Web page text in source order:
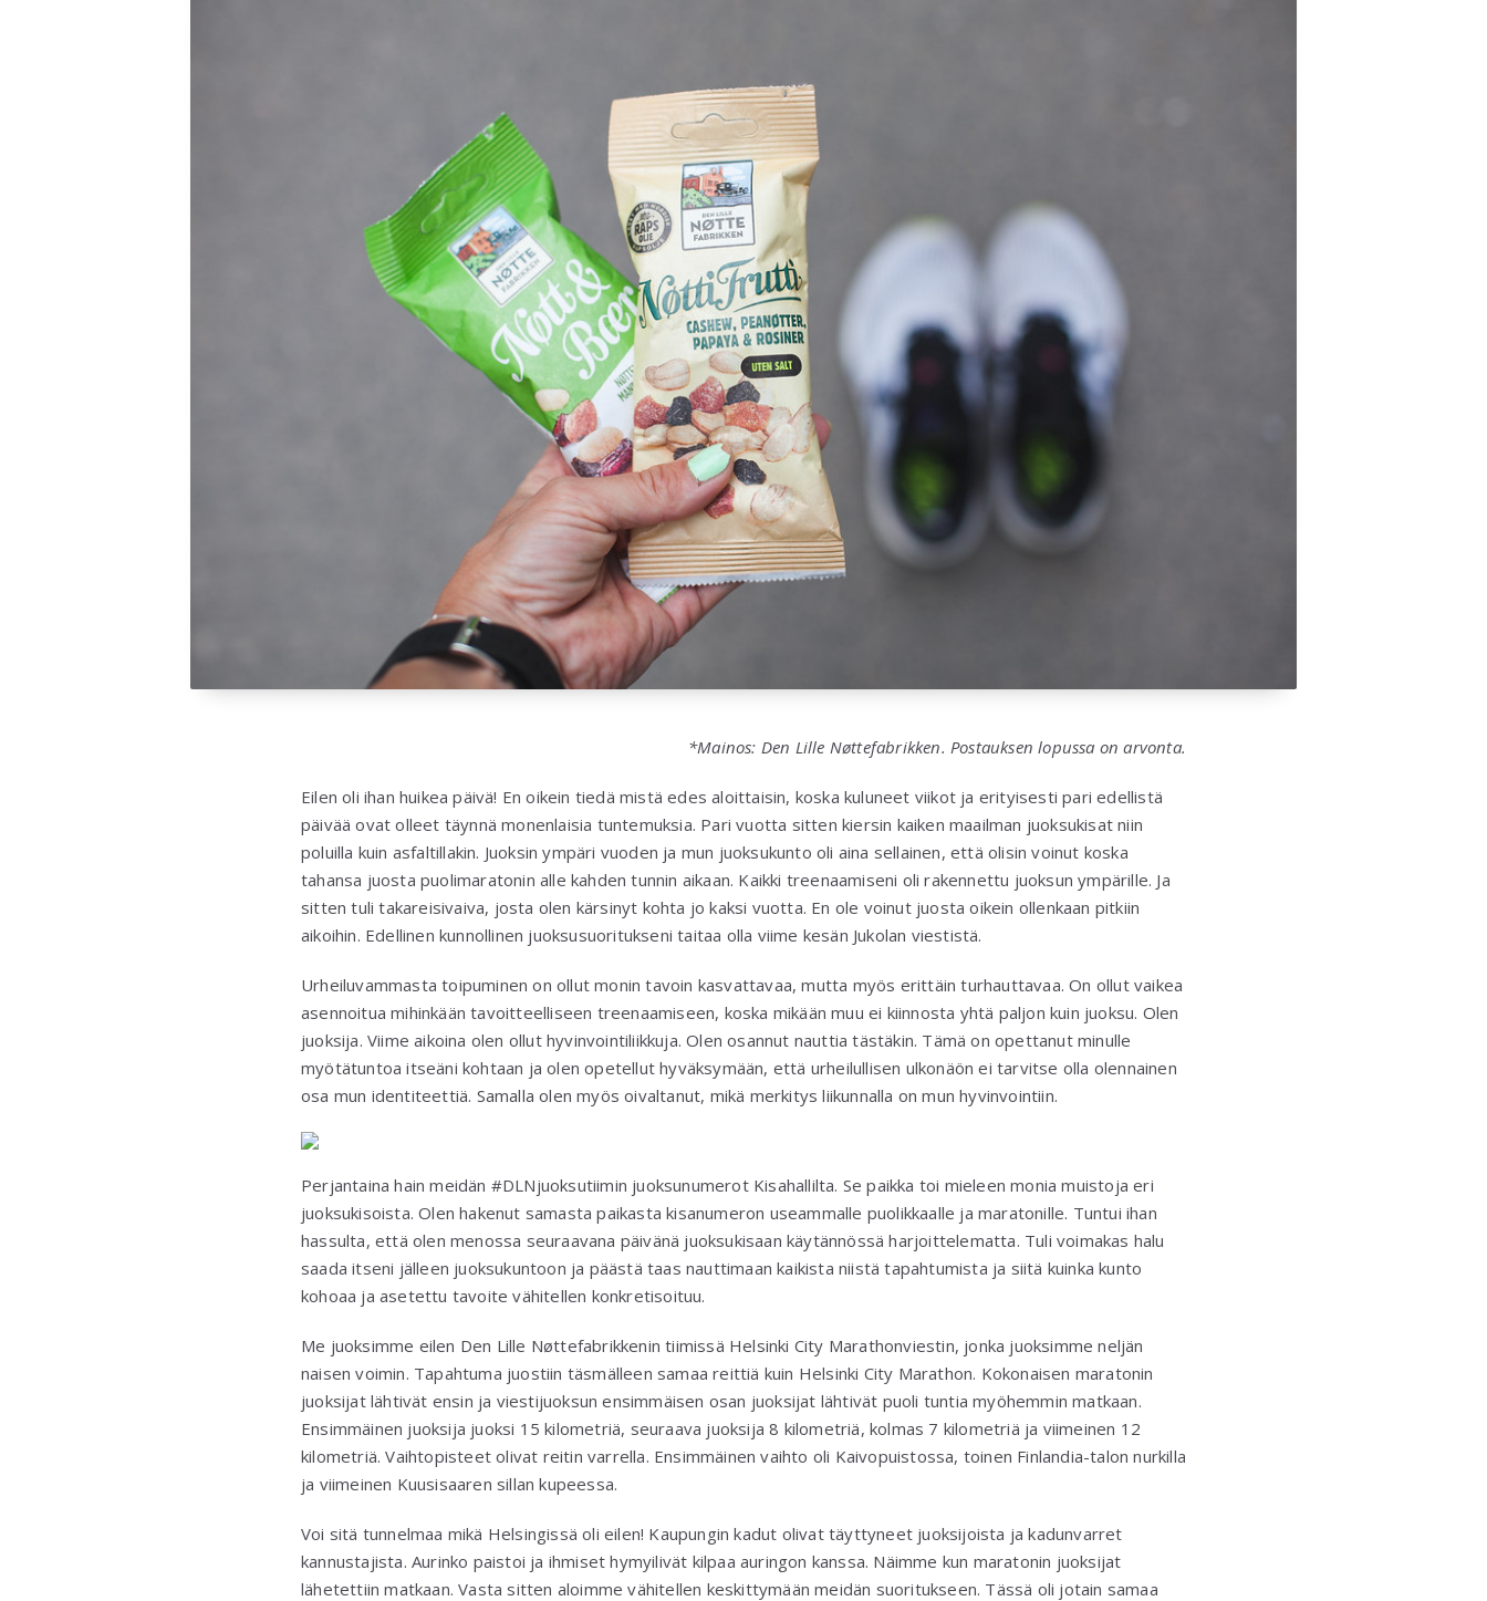
*Mainos: Den Lille Nøttefabrikken. Postauksen lopussa on arvonta.
Eilen oli ihan huikea päivä! En oikein tiedä mistä edes aloittaisin, koska kuluneet viikot ja erityisesti pari edellistä
päivää ovat olleet täynnä monenlaisia tuntemuksia. Pari vuotta sitten kiersin kaiken maailman juoksukisat niin
poluilla kuin asfaltillakin. Juoksin ympäri vuoden ja mun juoksukunto oli aina sellainen, että olisin voinut koska
tahansa juosta puolimaratonin alle kahden tunnin aikaan. Kaikki treenaamiseni oli rakennettu juoksun ympärille. Ja
sitten tuli takareisivaiva, josta olen kärsinyt kohta jo kaksi vuotta. En ole voinut juosta oikein ollenkaan pitkiin
aikoihin. Edellinen kunnollinen juoksusuoritukseni taitaa olla viime kesän Jukolan viestistä.
Urheiluvammasta toipuminen on ollut monin tavoin kasvattavaa, mutta myös erittäin turhauttavaa. On ollut vaikea
asennoitua mihinkään tavoitteelliseen treenaamiseen, koska mikään muu ei kiinnosta yhtä paljon kuin juoksu. Olen
juoksija. Viime aikoina olen ollut hyvinvointiliikkuja. Olen osannut nauttia tästäkin. Tämä on opettanut minulle
myötätuntoa itseäni kohtaan ja olen opetellut hyväksymään, että urheilullisen ulkonäön ei tarvitse olla olennainen
osa mun identiteettiä. Samalla olen myös oivaltanut, mikä merkitys liikunnalla on mun hyvinvointiin.
Perjantaina hain meidän #DLNjuoksutiimin juoksunumerot Kisahallilta. Se paikka toi mieleen monia muistoja eri
juoksukisoista. Olen hakenut samasta paikasta kisanumeron useammalle puolikkaalle ja maratonille. Tuntui ihan
hassulta, että olen menossa seuraavana päivänä juoksukisaan käytännössä harjoittelematta. Tuli voimakas halu
saada itseni jälleen juoksukuntoon ja päästä taas nauttimaan kaikista niistä tapahtumista ja siitä kuinka kunto
kohoaa ja asetettu tavoite vähitellen konkretisoituu.
Me juoksimme eilen Den Lille Nøttefabrikkenin tiimissä Helsinki City Marathonviestin, jonka juoksimme neljän
naisen voimin. Tapahtuma juostiin täsmälleen samaa reittiä kuin Helsinki City Marathon. Kokonaisen maratonin
juoksijat lähtivät ensin ja viestijuoksun ensimmäisen osan juoksijat lähtivät puoli tuntia myöhemmin matkaan.
Ensimmäinen juoksija juoksi 15 kilometriä, seuraava juoksija 8 kilometriä, kolmas 7 kilometriä ja viimeinen 12
kilometriä. Vaihtopisteet olivat reitin varrella. Ensimmäinen vaihto oli Kaivopuistossa, toinen Finlandia-talon nurkilla
ja viimeinen Kuusisaaren sillan kupeessa.
Voi sitä tunnelmaa mikä Helsingissä oli eilen! Kaupungin kadut olivat täyttyneet juoksijoista ja kadunvarret
kannustajista. Aurinko paistoi ja ihmiset hymyilivät kilpaa auringon kanssa. Näimme kun maratonin juoksijat
lähetettiin matkaan. Vasta sitten aloimme vähitellen keskittymään meidän suoritukseen. Tässä oli jotain samaa